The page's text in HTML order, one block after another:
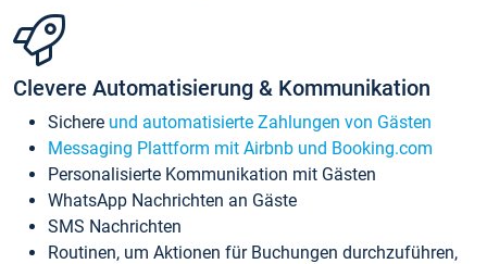
Clevere Automatisierung & Kommunikation
Sichere und automatisierte Zahlungen von Gästen
Messaging Plattform mit Airbnb und Booking.com
Personalisierte Kommunikation mit Gästen
WhatsApp Nachrichten an Gäste
SMS Nachrichten
Routinen, um Aktionen für Buchungen durchzuführen,